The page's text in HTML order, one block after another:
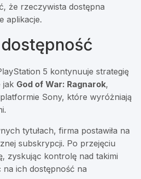
że rzeczywista dostępna
aplikacje.
5 kontynuuje strategię
jak God of War: Ragnarok,
Sony, które wyróżniają
tytułach, firma postawiła na
subskrypcji. Po przejęciu
zyskując kontrolę nad takimi
na ich dostępność na